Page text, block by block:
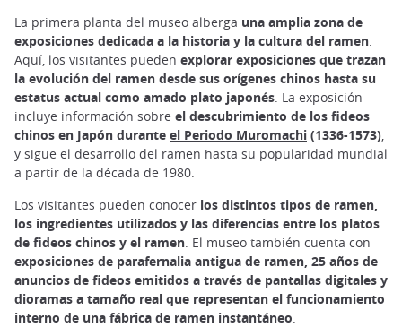
La primera planta del museo alberga una amplia zona de
exposiciones dedicada a la historia y la cultura del ramen.
Aquí, los visitantes pueden explorar exposiciones que trazan
la evolución del ramen desde sus orígenes chinos hasta su
estatus actual como amado plato japonés. La exposición
incluye información sobre el descubrimiento de los fideos
chinos en Japón durante el Periodo Muromachi (1336-1573),
y sigue el desarrollo del ramen hasta su popularidad mundial
a partir de la década de 1980.
Los visitantes pueden conocer los distintos tipos de ramen,
los ingredientes utilizados y las diferencias entre los platos
de fideos chinos y el ramen . El museo también cuenta con
exposiciones de parafernalia antigua de ramen, 25 años de
anuncios de fideos emitidos a través de pantallas digitales y
dioramas a tamaño real que representan el funcionamiento
interno de una fábrica de ramen instantáneo